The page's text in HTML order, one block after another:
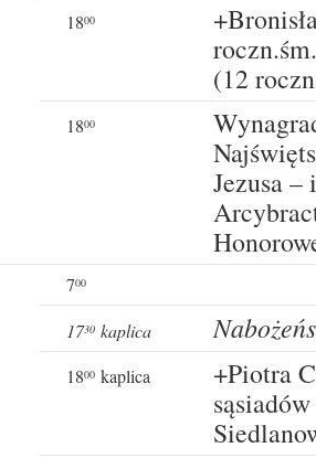
1800
(12
1800
Jezusa
700
1730 kaplica
1800 kaplica
+Piotra